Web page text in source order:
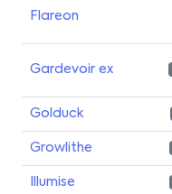
Flareon
Gardevoir ex
Golduck
Growlithe
Illumise